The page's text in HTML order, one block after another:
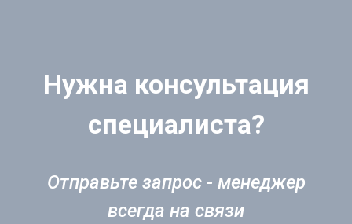
Нужна консультация
специалиста?
Отправьте запрос - менеджер
всегда на связи